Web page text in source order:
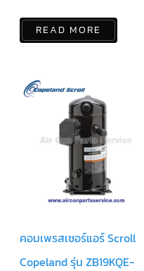
แค
ปทิ้วบ์
ทองแดง
เครื่อง
ช่าง
แอร์
อะไหล่
DAIKIN
กับ
READ MORE
คอมเพรสเซอร์แอร์ Scroll
Copeland รุ่น ZB19KQE-